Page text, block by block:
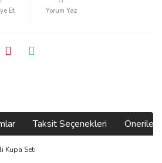
Et Yorum Yaz
Taksit Seçenekleri
Kupa Seti